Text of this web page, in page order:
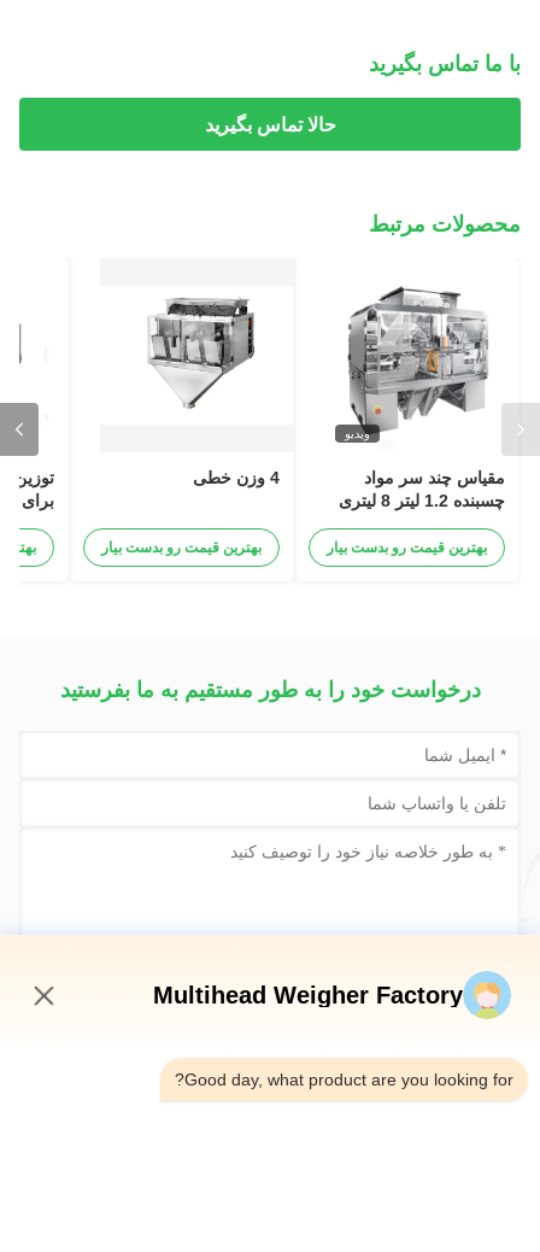
با ما تماس بگیرید
حالا تماس بگیرید
محصولات مرتبط
ویدیو
مقیاس چند سر مواد
چسبنده 1.2 لیتر 8 لیتری
بهترین قیمت رو بدست بیار
4 وزن خطی
بهترین قیمت رو بدست بیار
برای
درخواست خود را به طور مستقیم به ما بفرستید
حالا ارسال کن
Multihead Weigher Factory
Good day, what product are you looking for?